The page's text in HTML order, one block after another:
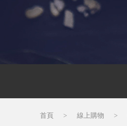
首頁 > 線上購物 >